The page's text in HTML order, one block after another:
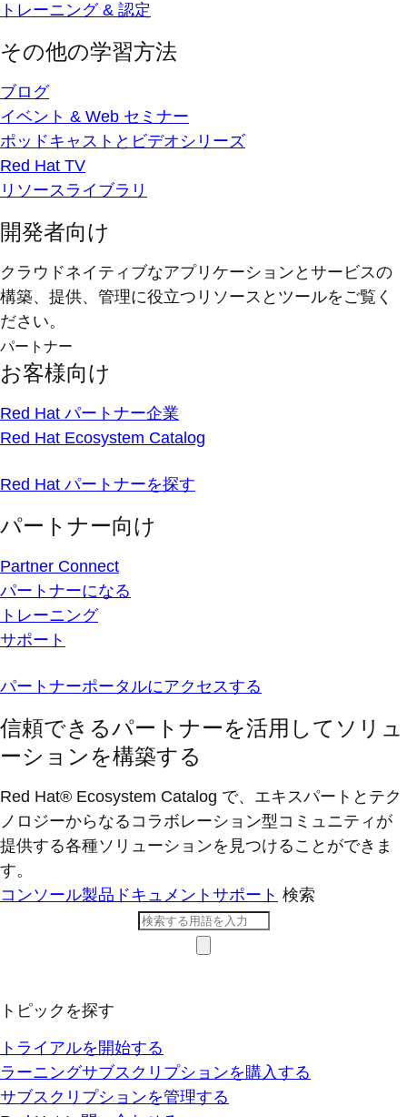
トレーニング & 認定
その他の学習方法
ブログ
イベント & Web セミナー
ポッドキャストとビデオシリーズ
Red Hat TV
リソースライブラリ
開発者向け
クラウドネイティブなアプリケーションとサービスの
構築、提供、管理に役立つリソースとツールをご覧く
ださい。
パートナー
お客様向け
Red Hat パートナー企業
Red Hat Ecosystem Catalog
Red Hat パートナーを探す
パートナー向け
Partner Connect
パートナーになる
トレーニング
サポート
パートナーポータルにアクセスする
信頼できるパートナーを活用してソリュ
ーションを構築する
Red Hat® Ecosystem Catalog で、エキスパートとテク
ノロジーからなるコラボレーション型コミ​ュニティが
提供する各種ソリューションを見つけることができま
す。
コンソール製品ドキュメント サポート 検索
トピックを探す
トライアルを開始する
ラーニングサブスクリプションを購入する
サブスクリプションを管理する